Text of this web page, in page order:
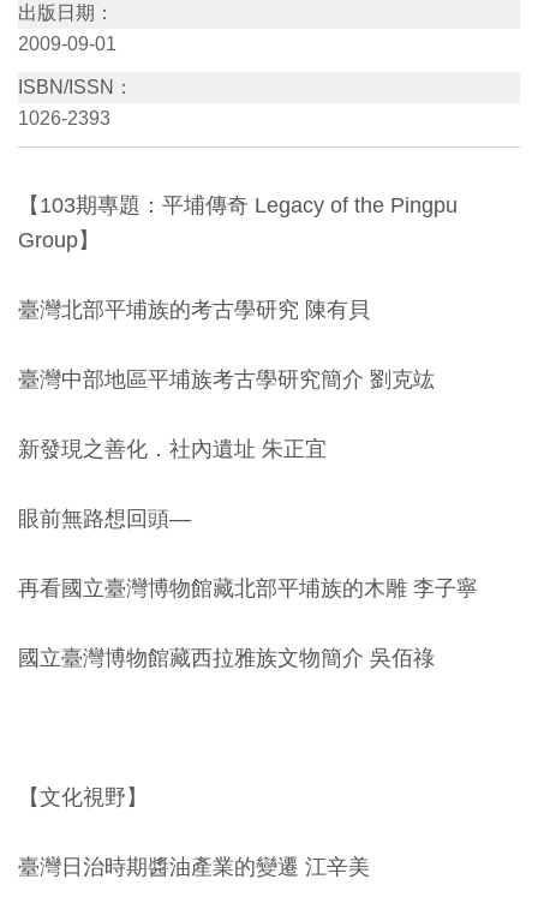
訊
教
育
動
版
創
典
研
民
政
公
出版日期：
2009-09-01
ISBN/ISSN：
1026-2393
【103期專題：平埔傳奇 Legacy of the Pingpu
Group】
臺灣北部平埔族的考古學研究 陳有貝
臺灣中部地區平埔族考古學研究簡介 劉克竑
新發現之善化．社內遺址 朱正宜
眼前無路想回頭—
再看國立臺灣博物館藏北部平埔族的木雕 李子寧
國立臺灣博物館藏西拉雅族文物簡介 吳佰祿
【文化視野】
臺灣日治時期醬油產業的變遷 江辛美